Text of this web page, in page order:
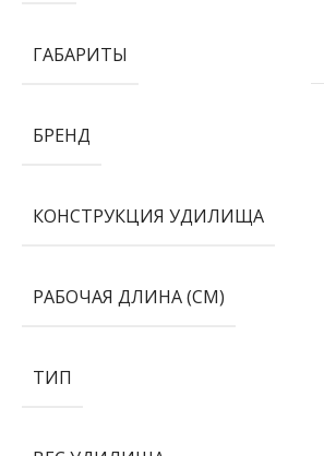
ГАБАРИТЫ
БРЕНД
КОНСТРУКЦИЯ УДИЛИЩА
РАБОЧАЯ ДЛИНА (СМ)
ТИП